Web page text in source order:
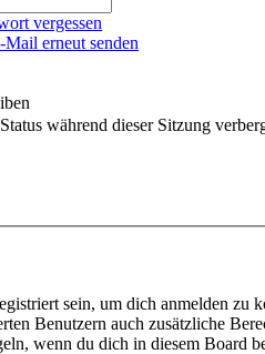
vergessen
erneut senden
während dieser Sitzung
sein, um dich anmelden
Benutzern auch zusätzliche
wenn du dich in diesem Board